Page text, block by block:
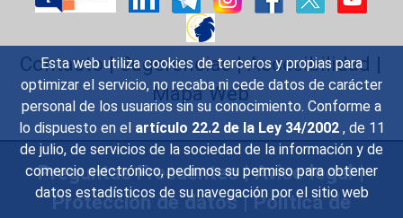
Esta web utiliza cookies de terceros y propias para
optimizar el servicio, no recaba ni cede datos de carácter
personal de los usuarios sin su conocimiento. Conforme a
lo dispuesto en el artículo 22.2 de la Ley 34/2002 , de 11
de julio, de servicios de la sociedad de la información y de
comercio electrónico, pedimos su permiso para obtener
datos estadísticos de su navegación por el sitio web
Contacto|Sugerencias|Accesibilidad |
Mapa Web
Preguntas Frecuentes|Aviso legal|
Protección de datos|Política de